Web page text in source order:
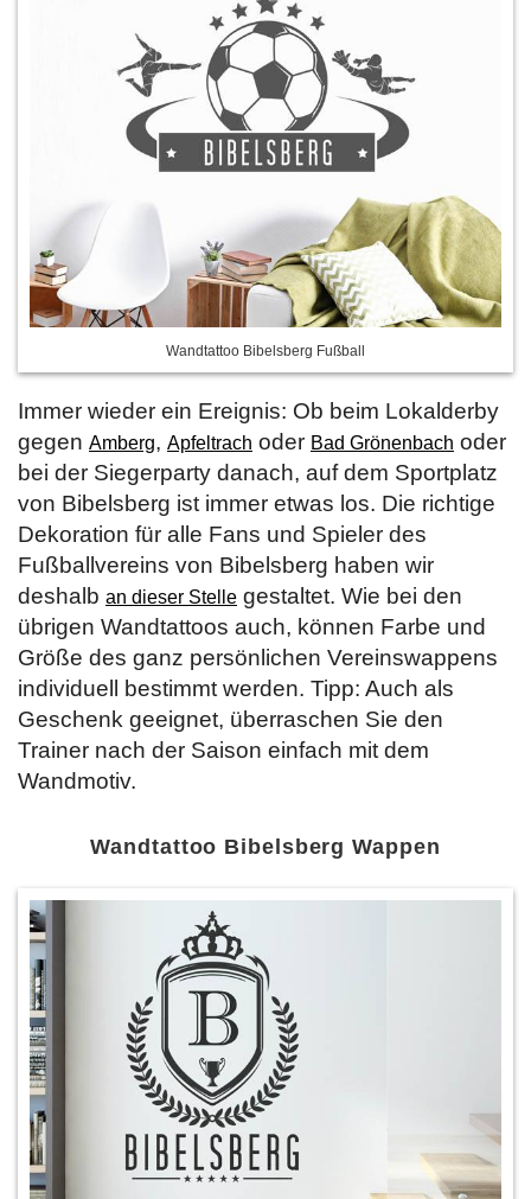
Wandtattoo Bibelsberg Fußball
Immer wieder ein Ereignis: Ob beim Lokalderby
gegen Amberg, Apfeltrach oder Bad Grönenbach oder
bei der Siegerparty danach, auf dem Sportplatz
von Bibelsberg ist immer etwas los. Die richtige
Dekoration für alle Fans und Spieler des
Fußballvereins von Bibelsberg haben wir
deshalb an dieser Stelle gestaltet. Wie bei den
übrigen Wandtattoos auch, können Farbe und
Größe des ganz persönlichen Vereinswappens
individuell bestimmt werden. Tipp: Auch als
Geschenk geeignet, überraschen Sie den
Trainer nach der Saison einfach mit dem
Wandmotiv.
Wandtattoo Bibelsberg Wappen